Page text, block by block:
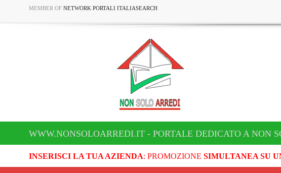
MEMBER OF NETWORK PORTALI ITALIASEARCH
WWW.NONSOLOARREDI.IT - PORTALE DEDICATO A NON
INSERISCI LA TUA AZIENDA: PROMOZIONE SIMULTANEA SU